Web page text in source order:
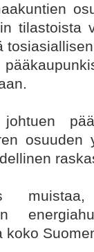
tilastoista
koko